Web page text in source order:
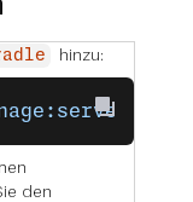
hinzu:
den